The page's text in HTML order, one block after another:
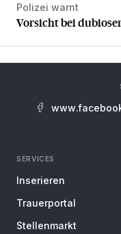
Vorsicht bei
Polizei warnt
Vorsicht bei
SERVICES
Inserieren
Trauerportal
Stellenmarkt